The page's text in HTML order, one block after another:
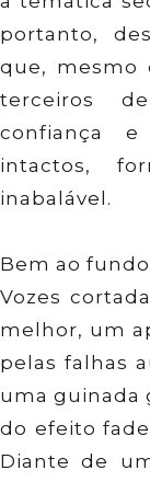
portanto,
que, mesmo
terceiros
confiança
intactos,
inabalável.
Bem ao
Vozes
melhor, um
pelas falhas
uma guinada
do efeito
Diante de